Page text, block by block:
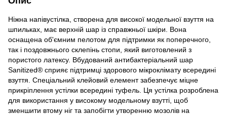
Ніжна напівустілка, створена для високої модельної взуття на
шпильках, має верхній шар із справжньої шкіри. Вона
оснащена об'ємним пелотом для підтримки як поперечного,
так і поздовжнього склепінь стопи, який виготовлений з
пористого латексу. Вбудований антибактеріальний шар
Sanitized® сприяє підтримці здорового мікроклімату всередині
взуття. Спеціальний клейовий елемент забезпечує міцне
прикріплення устілки всередині туфель. Ця устілка розроблена
для використання у високому модельному взутті, щоб
зменшити втому ніг та запобігти утворенню мозолів на